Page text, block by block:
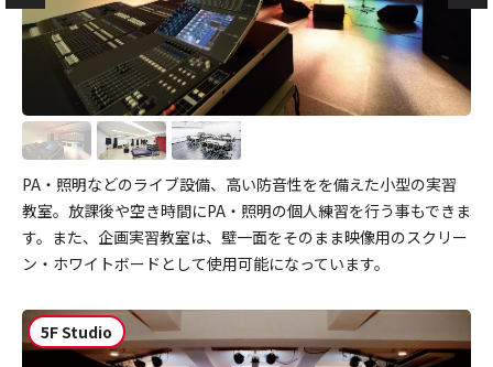
PA・照明などのライブ設備、高い防音性をを備えた小型の実習
教室。放課後や空き時間にPA・照明の個人練習を行う事もできま
す。また、企画実習教室は、壁一面をそのまま映像用のスクリー
ン・ホワイトボードとして使用可能になっています。
5F Studio